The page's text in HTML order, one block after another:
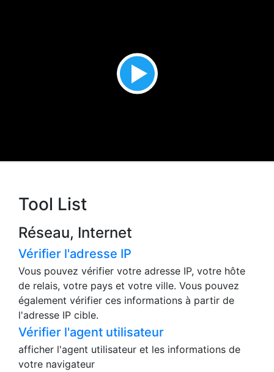
Tool List
Réseau, Internet
Vérifier l'adresse IP
Vous pouvez vérifier votre adresse IP, votre hôte
de relais, votre pays et votre ville. Vous pouvez
également vérifier ces informations à partir de
l'adresse IP cible.
Vérifier l'agent utilisateur
afficher l'agent utilisateur et les informations de
votre navigateur